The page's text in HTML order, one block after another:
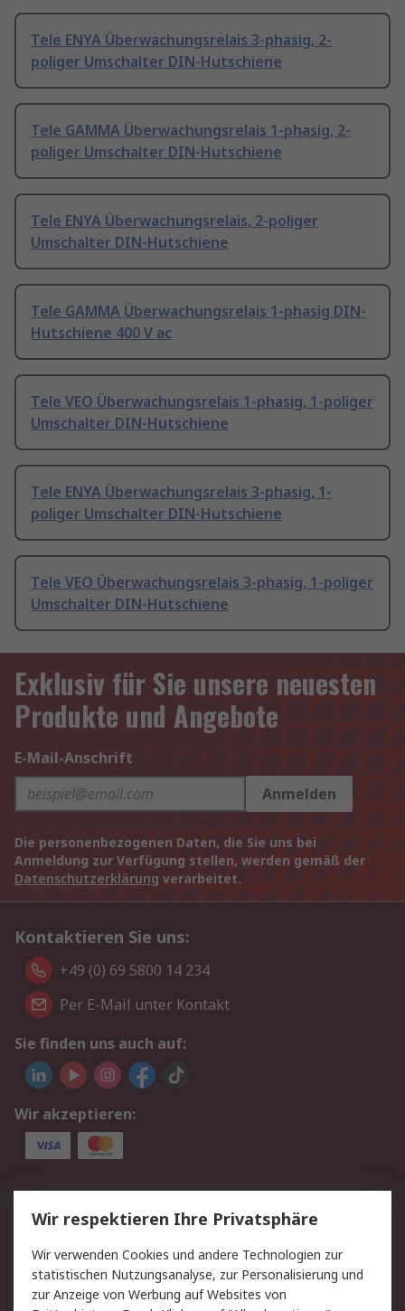
Tele ENYA Überwachungsrelais 3-phasig, 2-
poliger Umschalter DIN-Hutschiene
Tele GAMMA Überwachungsrelais 1-phasig, 2-
poliger Umschalter DIN-Hutschiene
Tele ENYA Überwachungsrelais, 2-poliger
Umschalter DIN-Hutschiene
Tele GAMMA Überwachungsrelais 1-phasig DIN-
Hutschiene 400 V ac
Tele VEO Überwachungsrelais 1-phasig, 1-poliger
Umschalter DIN-Hutschiene
Tele ENYA Überwachungsrelais 3-phasig, 1-
poliger Umschalter DIN-Hutschiene
Tele VEO Überwachungsrelais 3-phasig, 1-poliger
Umschalter DIN-Hutschiene
Exklusiv für Sie unsere neuesten
Produkte und Angebote
E-Mail-Anschrift
Anmelden
Die personenbezogenen Daten, die Sie uns bei
Anmeldung zur Verfügung stellen, werden gemäß der
Datenschutzerklärung verarbeitet.
Kontaktieren Sie uns:
+49 (0) 69 5800 14 234
Per E-Mail unter Kontakt
Sie finden uns auch auf:
Wir akzeptieren:
Service
Value Added Services
Lieferlösungen
Rücksendungen
Kontakt
Hilfe
Privatkunden
Wir respektieren Ihre Privatsphäre
Wir verwenden Cookies und andere Technologien zur
statistischen Nutzungsanalyse, zur Personalisierung und
zur Anzeige von Werbung auf Websites von